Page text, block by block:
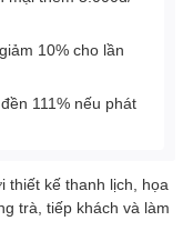
10% cho lần
111% nếu phát
thiết kế thanh lịch, họa
trà, tiếp khách và làm